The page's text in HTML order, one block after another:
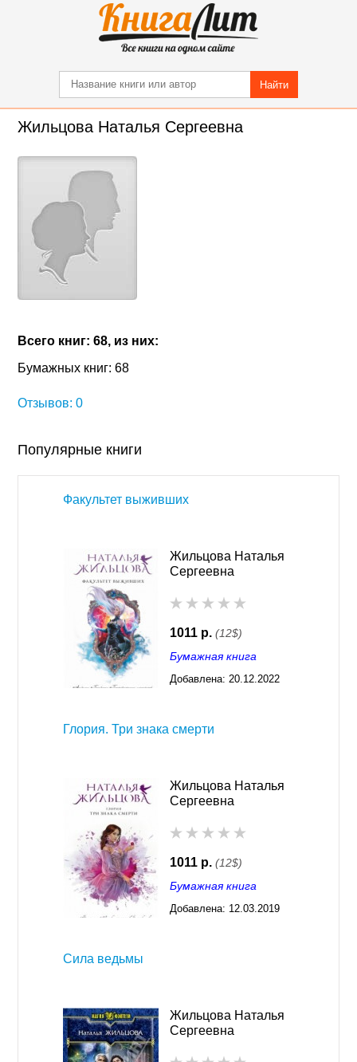
Найти
Жильцова Наталья Сергеевна
Всего книг: 68, из них:
Бумажных книг: 68
Отзывов: 0
Популярные книги
Факультет выживших
Жильцова Наталья
Сергеевна
1011 р. (12$)
Бумажная книга
Добавлена: 20.12.2022
Глория. Три знака смерти
Жильцова Наталья
Сергеевна
1011 р. (12$)
Бумажная книга
Добавлена: 12.03.2019
Сила ведьмы
Жильцова Наталья
Сергеевна